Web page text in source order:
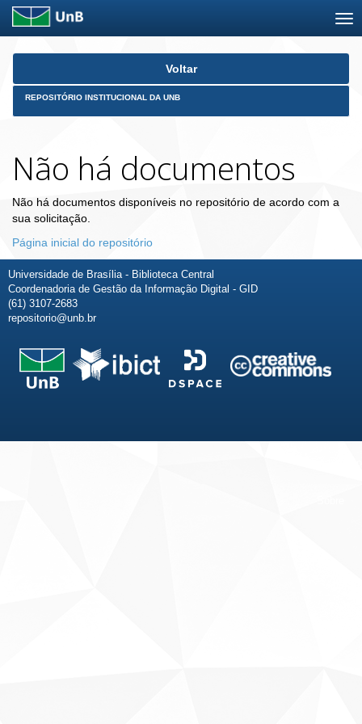
Skip
Voltar
REPOSITÓRIO INSTITUCIONAL DA UNB
Não há documentos
Não há documentos disponíveis no repositório de acordo com a
sua solicitação.
Página inicial do repositório
Universidade de Brasília - Biblioteca Central
Coordenadoria de Gestão da Informação Digital - GID
(61) 3107-2683
repositorio@unb.br